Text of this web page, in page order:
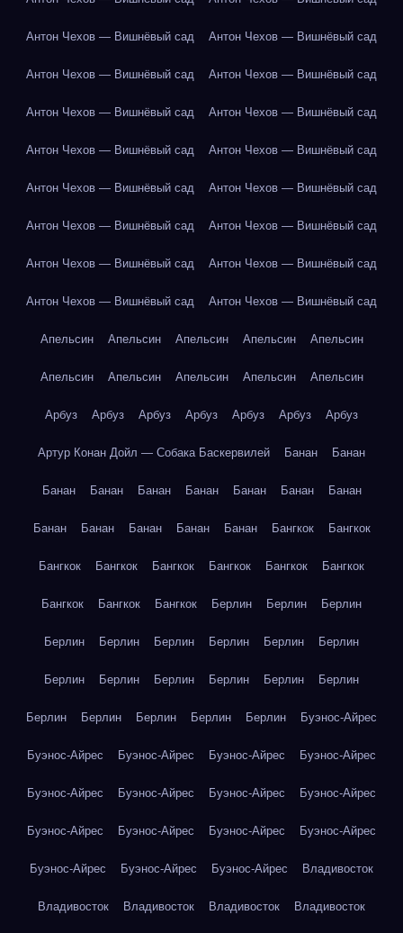
Антон Чехов — Вишнёвый сад Антон Чехов — Вишнёвый сад
Антон Чехов — Вишнёвый сад Антон Чехов — Вишнёвый сад
Антон Чехов — Вишнёвый сад Антон Чехов — Вишнёвый сад
Антон Чехов — Вишнёвый сад Антон Чехов — Вишнёвый сад
Антон Чехов — Вишнёвый сад Антон Чехов — Вишнёвый сад
Антон Чехов — Вишнёвый сад Антон Чехов — Вишнёвый сад
Антон Чехов — Вишнёвый сад Антон Чехов — Вишнёвый сад
Антон Чехов — Вишнёвый сад Антон Чехов — Вишнёвый сад
Апельсин Апельсин Апельсин Апельсин Апельсин
Апельсин Апельсин Апельсин Апельсин Апельсин
Арбуз Арбуз Арбуз Арбуз Арбуз Арбуз Арбуз
Артур Конан Дойл — Собака Баскервилей Банан Банан
Банан Банан Банан Банан Банан Банан Банан
Банан Банан Банан Банан Банан Бангкок Бангкок
Бангкок Бангкок Бангкок Бангкок Бангкок Бангкок
Бангкок Бангкок Бангкок Берлин Берлин Берлин
Берлин Берлин Берлин Берлин Берлин Берлин
Берлин Берлин Берлин Берлин Берлин Берлин
Берлин Берлин Берлин Берлин Берлин Буэнос-Айрес
Буэнос-Айрес Буэнос-Айрес Буэнос-Айрес Буэнос-Айрес
Буэнос-Айрес Буэнос-Айрес Буэнос-Айрес Буэнос-Айрес
Буэнос-Айрес Буэнос-Айрес Буэнос-Айрес Буэнос-Айрес
Буэнос-Айрес Буэнос-Айрес Буэнос-Айрес Владивосток
Владивосток Владивосток Владивосток Владивосток